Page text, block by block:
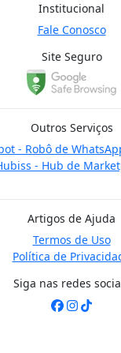
Institucional
Fale Conosco
Site Seguro
Outros Serviços
- Robô de
- Hub de
Artigos de Ajuda
Termos de Uso
Política de
Siga nas redes